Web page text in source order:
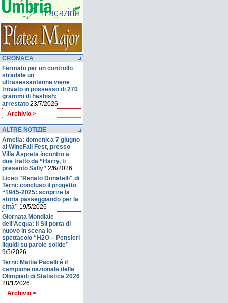
CRONACA
Fermato per un controllo
stradale un
ultrasessantenne viene
trovato in possesso di 270
grammi di hashish:
arrestato 23/7/2026
Archivio >
ALTRE NOTIZIE
Amelia: domenica 7 giugno
al WineFall Fest, presso
Villa Aspreta incontro a
due tratto da “Harry, ti
presento Sally” 2/6/2026
Liceo "Renato Donatelli" di
Terni: concluso il progetto
“1945-2025: scoprire la
storia passeggiando per la
città” 19/5/2026
Giornata Mondiale
dell’Acqua: il Sii porta di
nuovo in scena lo
spettacolo “H2O – Pensieri
liquidi su parole solide”
9/5/2026
Terni: Mattia Pacelli è il
campione nazionale delle
Olimpiadi di Statistica 2026
28/1/2026
Archivio >